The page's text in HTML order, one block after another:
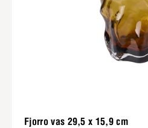
Fjorro vas 29,5 x 15,9 cm